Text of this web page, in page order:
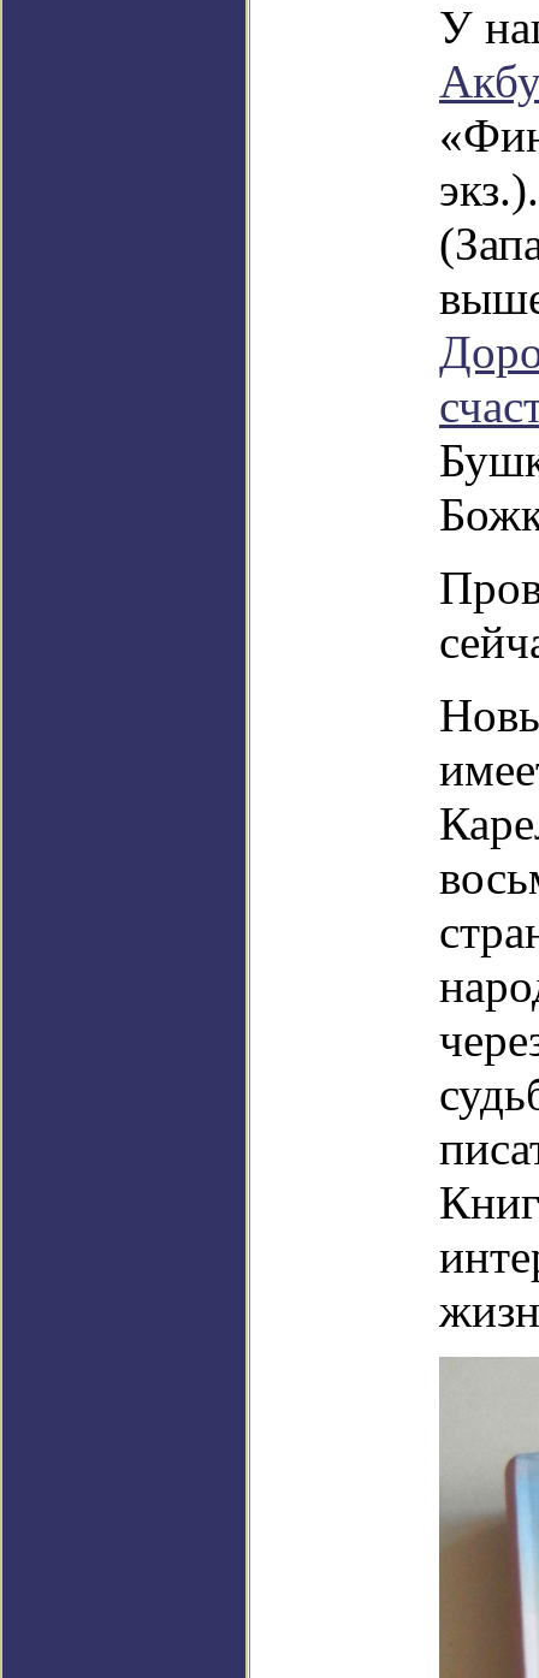
У